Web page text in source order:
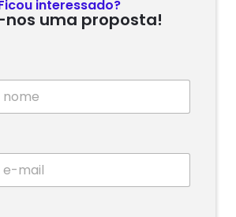
interessado?
nos uma proposta!